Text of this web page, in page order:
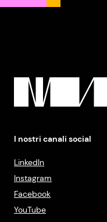
I nostri canali social
LinkedIn
Instagram
Facebook
YouTube